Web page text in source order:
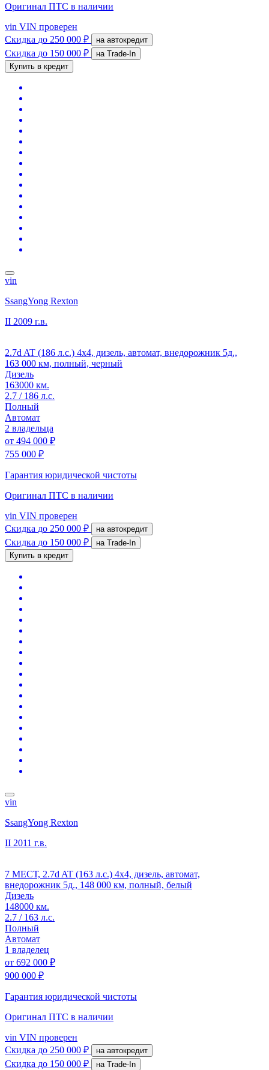
Оригинал ПТС в наличии
vin VIN проверен
Скидка до 250 000 ₽ на автокредит
Скидка до 150 000 ₽
на Trade-In
Купить в кредит
vin
SsangYong Rexton
II 2009 г.в.
2.7d AT (186 л.с.) 4x4, дизель, автомат, внедорожник 5д.,
163 000 км, полный, черный
Дизель
163000 км.
2.7 / 186 л.с.
Полный
Автомат
2 владельца
от 494 000 ₽
755 000 ₽
Гарантия юридической чистоты
Оригинал ПТС в наличии
vin VIN проверен
Скидка до 250 000 ₽ на автокредит
Скидка до 150 000 ₽
на Trade-In
Купить в кредит
vin
SsangYong Rexton
II 2011 г.в.
7 МЕСТ, 2.7d AT (163 л.с.) 4x4, дизель, автомат,
внедорожник 5д., 148 000 км, полный, белый
Дизель
148000 км.
2.7 / 163 л.с.
Полный
Автомат
1 владелец
от 692 000 ₽
900 000 ₽
Гарантия юридической чистоты
Оригинал ПТС в наличии
vin VIN проверен
Скидка до 250 000 ₽ на автокредит
Скидка до 150 000 ₽ на Trade-In